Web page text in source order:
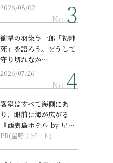
2026/08/02
No.
衝撃の羽柴与一郎「初陣
死」を語ろう。どうして
守り切れなか…
2026/07/26
No.
客室はすべて海側にあ
り、眼前に海が広がる
『西表島ホテル by 星野
リゾート』
PR(星野リゾート)